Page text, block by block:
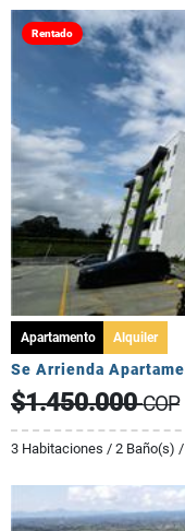
Rentado
Apartamento Alquiler
$1.450.000COP
3 Habitaciones / 2 Baño(s)